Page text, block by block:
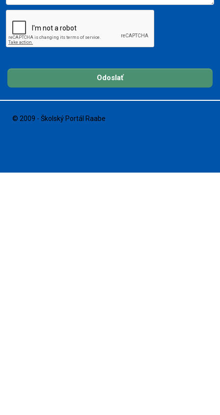
Odoslať
© 2009 - Školský Portál Raabe